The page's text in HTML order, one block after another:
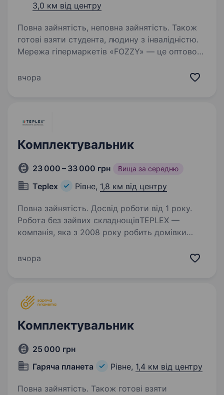
3,0 км від центру
Повна зайнятість, неповна зайнятість. Також
готові взяти студента, людину з інвалідністю.
Мережа гіпермаркетів «FOZZY» — це оптово-
Cash and Carry, з асортиментом понад 35 000
вчора
Комплектувальник
23 000 – 33 000 грн Вища за середню
Teplex Рівне, 1,8 км від центру
Повна зайнятість. Досвід роботи від 1 року.
Робота без зайвих складнощівTEPLEX —
компанія, яка з 2008 року робить домівки
працюємо та ростемо — тому шукаємо
вчора
Комплектувальник
25 000 грн
Гаряча планета
Рівне, 1,4 км від центру
Повна зайнятість. Також готові взяти